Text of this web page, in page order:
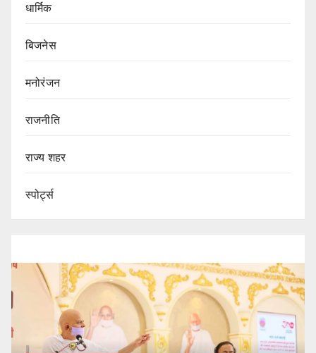
धार्मिक
बिजनेस
मनोरंजन
राजनीति
राज्य शहर
स्पोर्ट्स